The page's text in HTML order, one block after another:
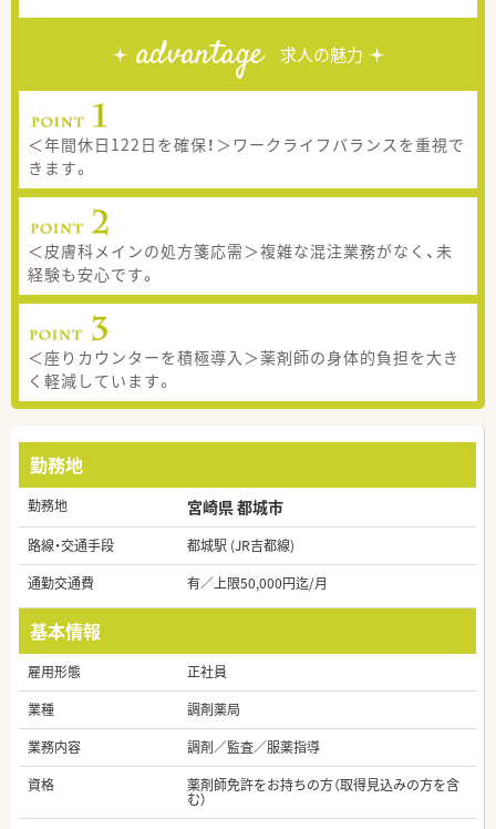
advantage 求人の魅力
＜年間休日122日を確保！＞ワークライフバランスを重視で
きます。
＜皮膚科メインの処方箋応需＞複雑な混注業務がなく、未
経験も安心です。
＜座りカウンターを積極導入＞薬剤師の身体的負担を大き
く軽減しています。
勤務地
勤務地 宮崎県 都城市
路線・交通手段
都城駅 (JR吉都線)
通勤交通費
有／上限50,000円迄/月
基本情報
雇用形態
正社員
業種
調剤薬局
業務内容
調剤／監査／服薬指導
資格
薬剤師免許をお持ちの方（取得見込みの方を含
む）